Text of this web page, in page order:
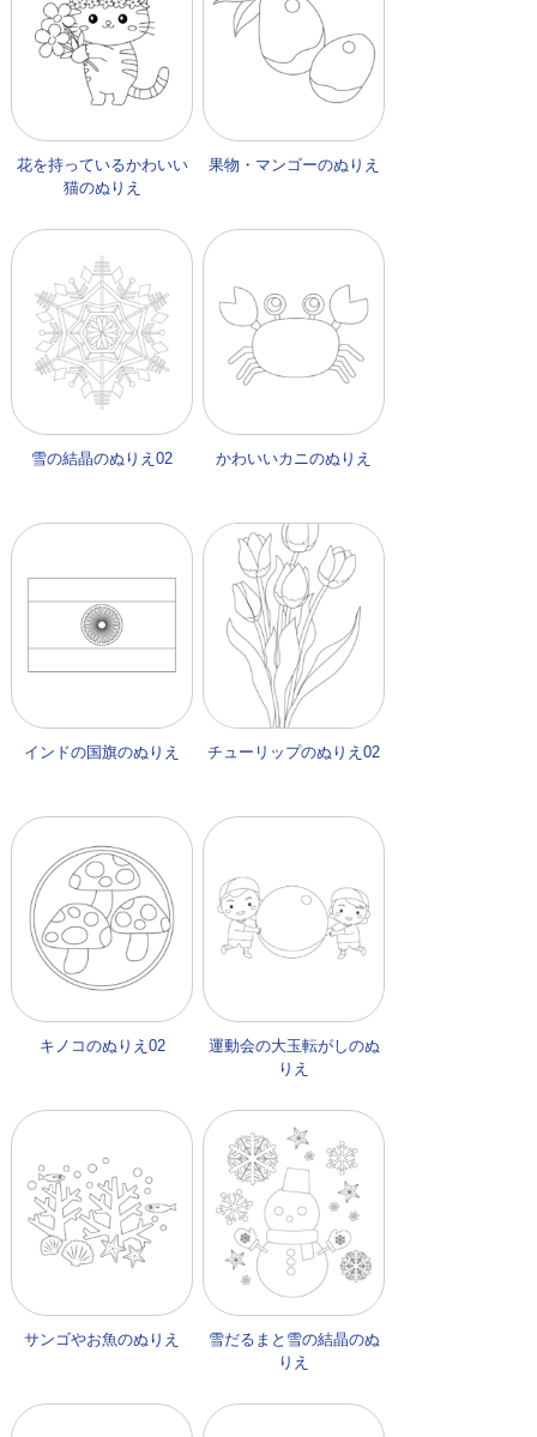
花を持っているかわいい
猫のぬりえ
果物・マンゴーのぬりえ
雪の結晶のぬりえ02 かわいいカニのぬりえ
インドの国旗のぬりえ チューリップのぬりえ02
キノコのぬりえ02
運動会の大玉転がしのぬ
りえ
サンゴやお魚のぬりえ
雪だるまと雪の結晶のぬ
りえ